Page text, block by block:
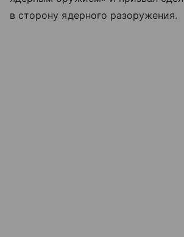
в сторону ядерного разоружения.